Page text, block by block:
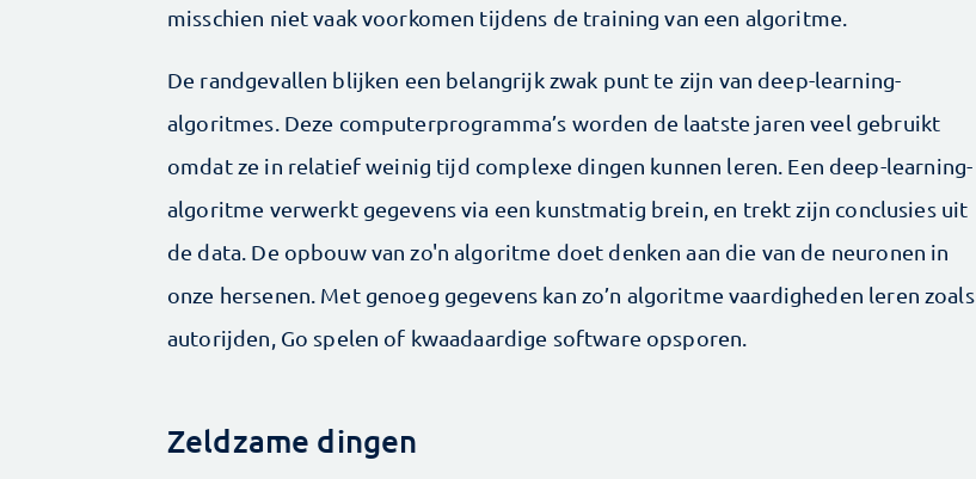
misschien niet vaak voorkomen tijdens de training van een algoritme.
De randgevallen blijken een belangrijk zwak punt te zijn van deep-learning-
algoritmes. Deze computerprogramma’s worden de laatste jaren veel gebruikt
omdat ze in relatief weinig tijd complexe dingen kunnen leren. Een deep-learning-
algoritme verwerkt gegevens via een kunstmatig brein, en trekt zijn conclusies uit
de data. De opbouw van zo'n algoritme doet denken aan die van de neuronen in
onze hersenen. Met genoeg gegevens kan zo’n algoritme vaardigheden leren zoals
autorijden, Go spelen of kwaadaardige software opsporen.
Zeldzame dingen